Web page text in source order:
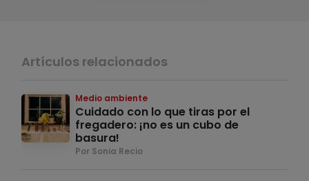
Artículos relacionados
Medio ambiente
Cuidado con lo que tiras por el
fregadero: ¡no es un cubo de
basura!
Por Sonia Recio